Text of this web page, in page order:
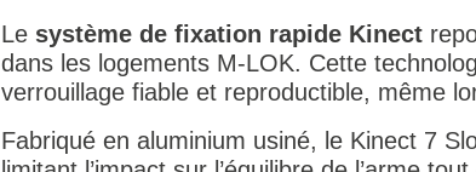
Le système de fixation rapide Kinect
dans les logements M-LOK. Cette
verrouillage fiable et reproductible, même
Fabriqué en aluminium usiné, le Kinect 7